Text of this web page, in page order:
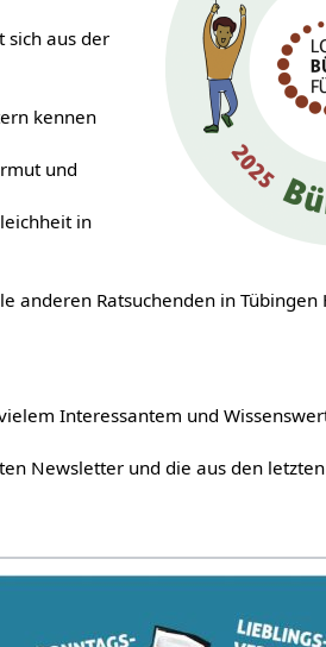
sich aus der
kennen
und
in
anderen Ratsuchenden in Tübingen
Interessantem und
Newsletter und die aus den